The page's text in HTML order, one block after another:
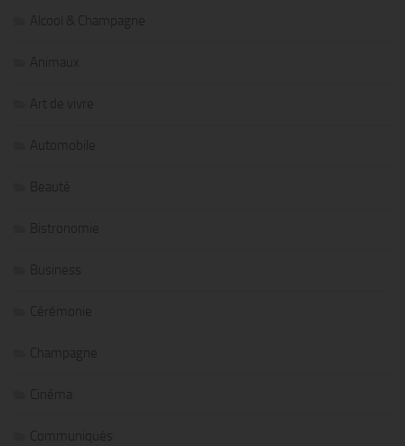
Alcool & Champagne
Animaux
Art de vivre
Automobile
Beauté
Bistronomie
Business
Cérémonie
Champagne
Cinéma
Communiqués